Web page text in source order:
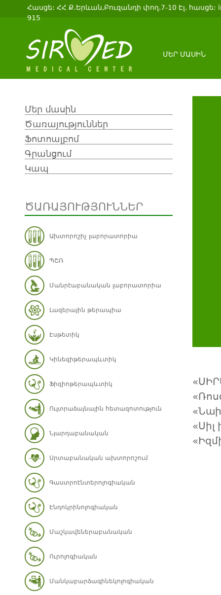
Հասցե: ՀՀ Ք.Երևան,Բուզանդի փող.7-10 Էլ. հասցե:
915
ՄԵՐ ՄԱՍԻՆ
Մեր մասին
Ծառայություններ
Ֆոտոալբոմ
Գրանցում
Կապ
ԾԱՌԱՅՈՒԹՅՈՒՆՆԵՐ
Ախտորոշիչ լաբորատորիա
ՊՇՌ
Մանրէաբանական լաբորատորիա
Լազերային թերապիա
Էսթետիկ
Կինեզիթերապևտիկ
Ֆիզիոթերապևտիկ
Ուլտրաձայնային հետազոտություն
Նյարդաբանական
Սրտաբանական ախտորոշում
Գաստրոէնտերոլոգիական
Էնդոկրինոլոգիական
Մաշկավեներաբանական
Ուրոլոգիական
Մանկաբարձագինեկոլոգիական